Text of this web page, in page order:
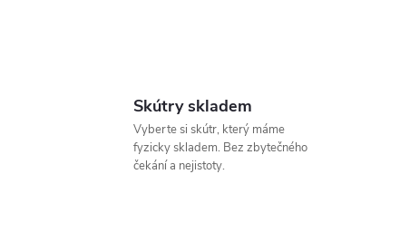
Skútry skladem
Vyberte si skútr, který máme
fyzicky skladem. Bez zbytečného
čekání a nejistoty.